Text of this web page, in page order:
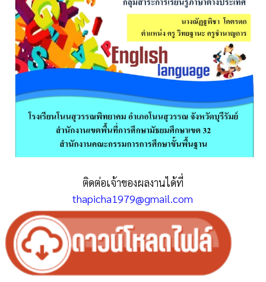
ติดต่อเจ้าของผลงานได้ที่
thapicha1979@gmail.com